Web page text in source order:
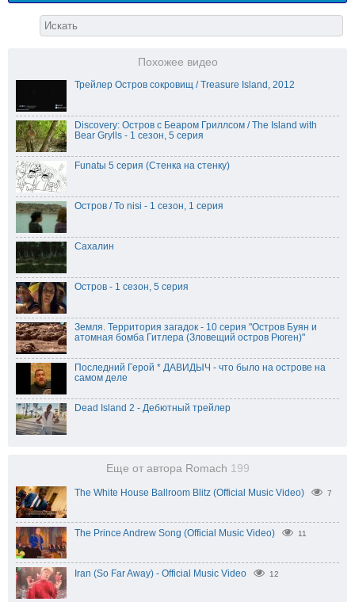
Похожее видео
Трейлер Остров сокровищ / Treasure Island, 2012
Discovery: Остров с Беаром Гриллсом / The Island with
Bear Grylls - 1 сезон, 5 серия
Funatы 5 серия (Стенка на стенку)
Остров / To nisi - 1 сезон, 1 серия
Сахалин
Остров - 1 сезон, 5 серия
Земля. Территория загадок - 10 серия "Остров Буян и
атомная бомба Гитлера (Зловещий остров Рюген)"
Последний Герой * ДАВИДЫЧ - что было на острове на
самом деле
Dead Island 2 - Дебютный трейлер
Еще от автора Romach 199
The White House Ballroom Blitz (Official Music Video) 7
The Prince Andrew Song (Official Music Video) 11
Iran (So Far Away) - Official Music Video 12